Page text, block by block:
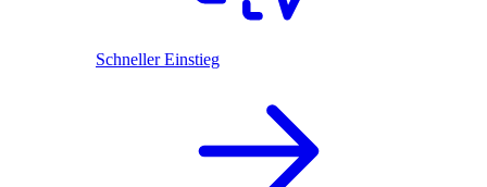
Schneller Einstieg